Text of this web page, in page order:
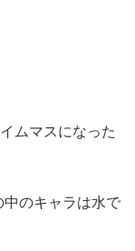
ムマスになった
中のキャラは水で